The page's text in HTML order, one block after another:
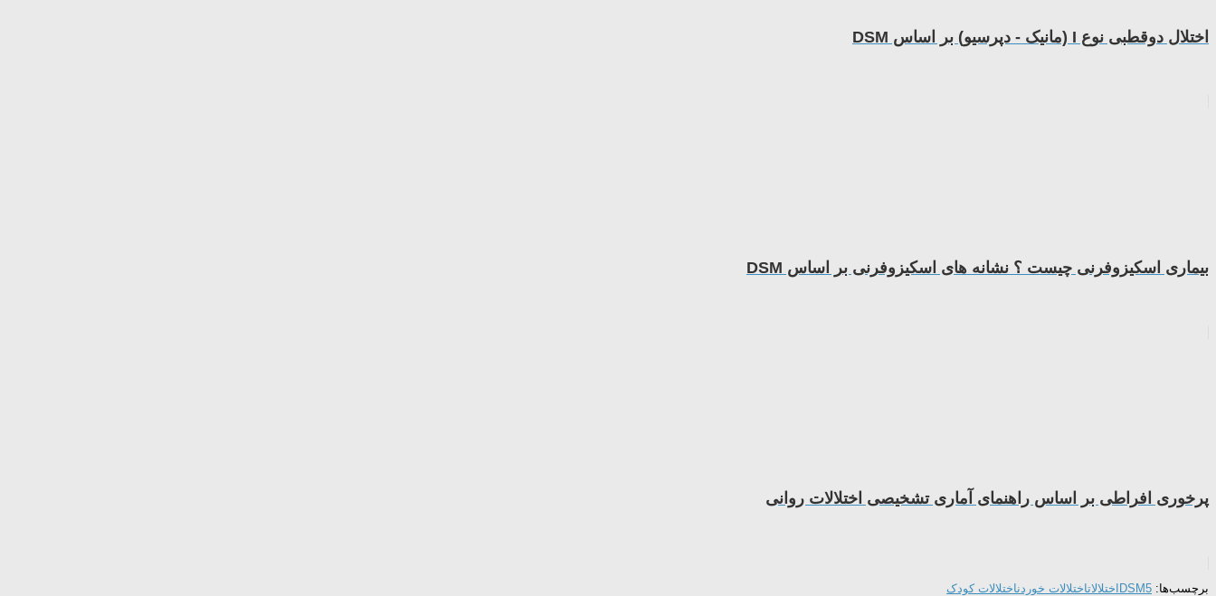
اختلال دوقطبی نوع I (مانیک - دپرسیو) بر اساس DSM
بیماری اسکیزوفرنی چیست ؟ نشانه های اسکیزوفرنی بر اساس DSM
پرخوری افراطی بر اساس راهنمای آماری تشخیصی اختلالات روانی
برچسب‌ها: DSM5اختلالاتاختلالات خوردناختلالات کودک